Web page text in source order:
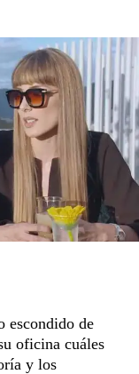
escondido de
oficina cuáles
y los